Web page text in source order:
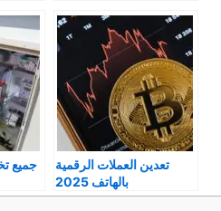
تعدين العملات الرقمية
بالهاتف 2025
جميع